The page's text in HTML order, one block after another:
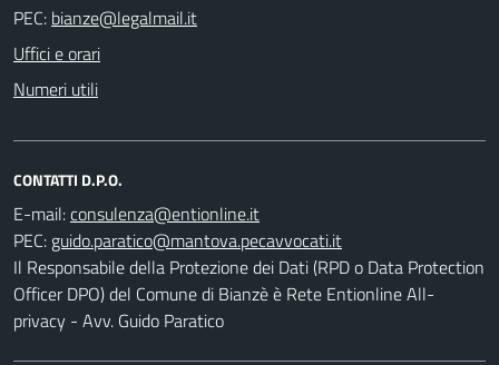
PEC:
Uffici e orari
Numeri utili
CONTATTI D.P.O.
E-mail:
PEC:
Il Responsabile della Protezione dei Dati (RPD o Data Protection
Officer DPO) del Comune di Bianzè è Rete Entionline All-
privacy - Avv. Guido Paratico